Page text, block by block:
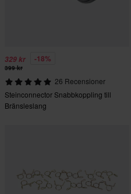
329 kr -18%
399 kr
26 Recensioner
Steinconnector Snabbkoppling till
Bränsleslang